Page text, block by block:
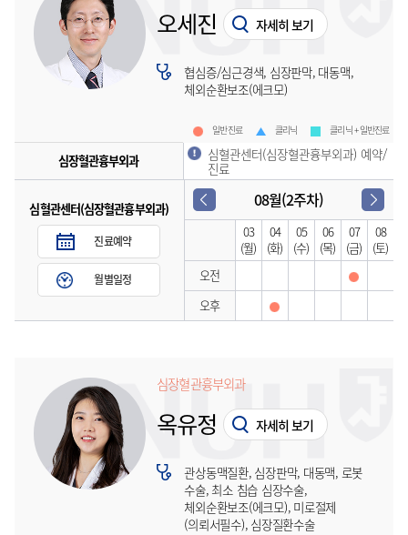
오세진 자세히 보기
협심증/심근경색, 심장판막, 대동맥,
체외순환보조(에크모)
일반진료 클리닉 클리닉 + 일반진료
심장혈관흉부외과
심혈관센터(심장혈관흉부외과) 예약/
진료
심혈관센터(심장혈관흉부외과)
진료예약
월별일정
08월(2주차)
03
(월)
04
(화)
05
(수)
06
(목)
07
(금)
08
(토)
오전
오후
심장혈관흉부외과
옥유정 자세히 보기
관상동맥질환, 심장판막, 대동맥, 로봇
수술, 최소 침습 심장수술,
체외순환보조(에크모), 미로절제
(의뢰서필수), 심장질환수술